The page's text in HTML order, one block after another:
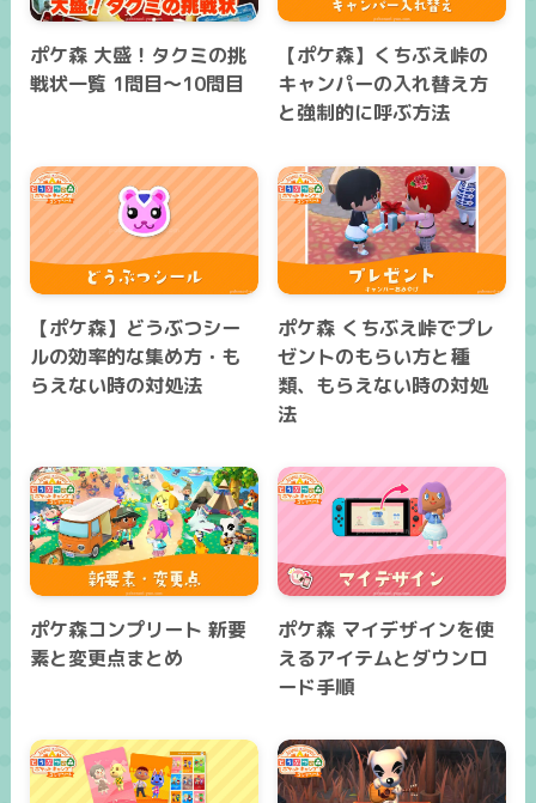
ポケ森 大盛！タクミの挑
戦状一覧 1問目～10問目
【ポケ森】くちぶえ峠の
キャンパーの入れ替え方
と強制的に呼ぶ方法
【ポケ森】どうぶつシー
ルの効率的な集め方・も
らえない時の対処法
ポケ森 くちぶえ峠でプレ
ゼントのもらい方と種
類、もらえない時の対処
法
ポケ森コンプリート 新要
素と変更点まとめ
ポケ森 マイデザインを使
えるアイテムとダウンロ
ード手順